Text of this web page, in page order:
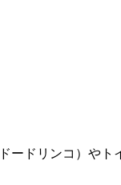
ードリンコ）やト